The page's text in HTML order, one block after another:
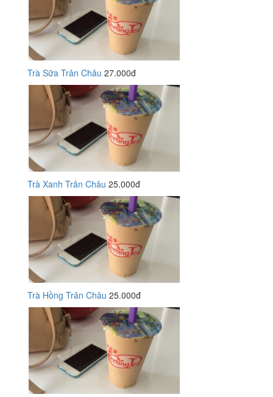
Trà Sữa Trân Châu 27.000đ
Trà Xanh Trân Châu 25.000đ
Trà Hồng Trân Châu 25.000đ